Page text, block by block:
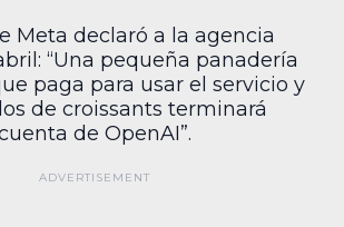
Meta declaró a la agencia
“Una pequeña panadería
paga para usar el servicio y
de croissants terminará
de OpenAI”.